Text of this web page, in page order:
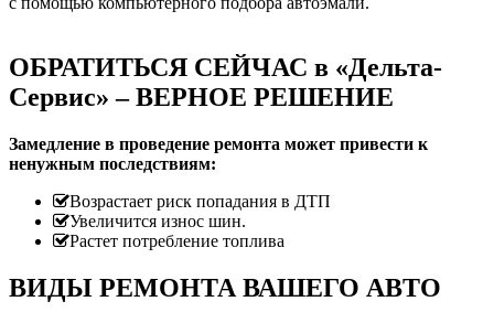
ОБРАТИТЬСЯ СЕЙЧАС в «Дельта-
Сервис» – ВЕРНОЕ РЕШЕНИЕ
Замедление в проведение ремонта может привести к
ненужным последствиям:
Возрастает риск попадания в ДТП
Увеличится износ шин.
Растет потребление топлива
ВИДЫ РЕМОНТА ВАШЕГО АВТО